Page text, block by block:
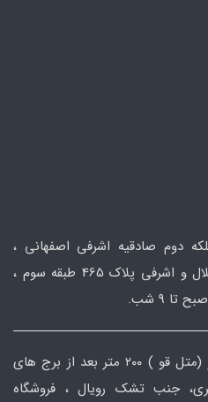
دوم صادقیه اشرفی اصفهانی ،
ابتدای جلال آل احمد ، نبش جلال و اشرفی پلاک 465 طبقه سوم ،
شعبه دوم : مازندران ، سلمانشهر (متل قو ) ۲۰۰ متر بعد از برج های
جنب تشک رویال ، فروشگاه